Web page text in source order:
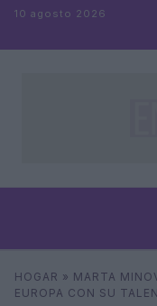
Saltar al contenido
10 agosto 2026
Buscar
HOGAR » MARTA
EUROPA CON SU